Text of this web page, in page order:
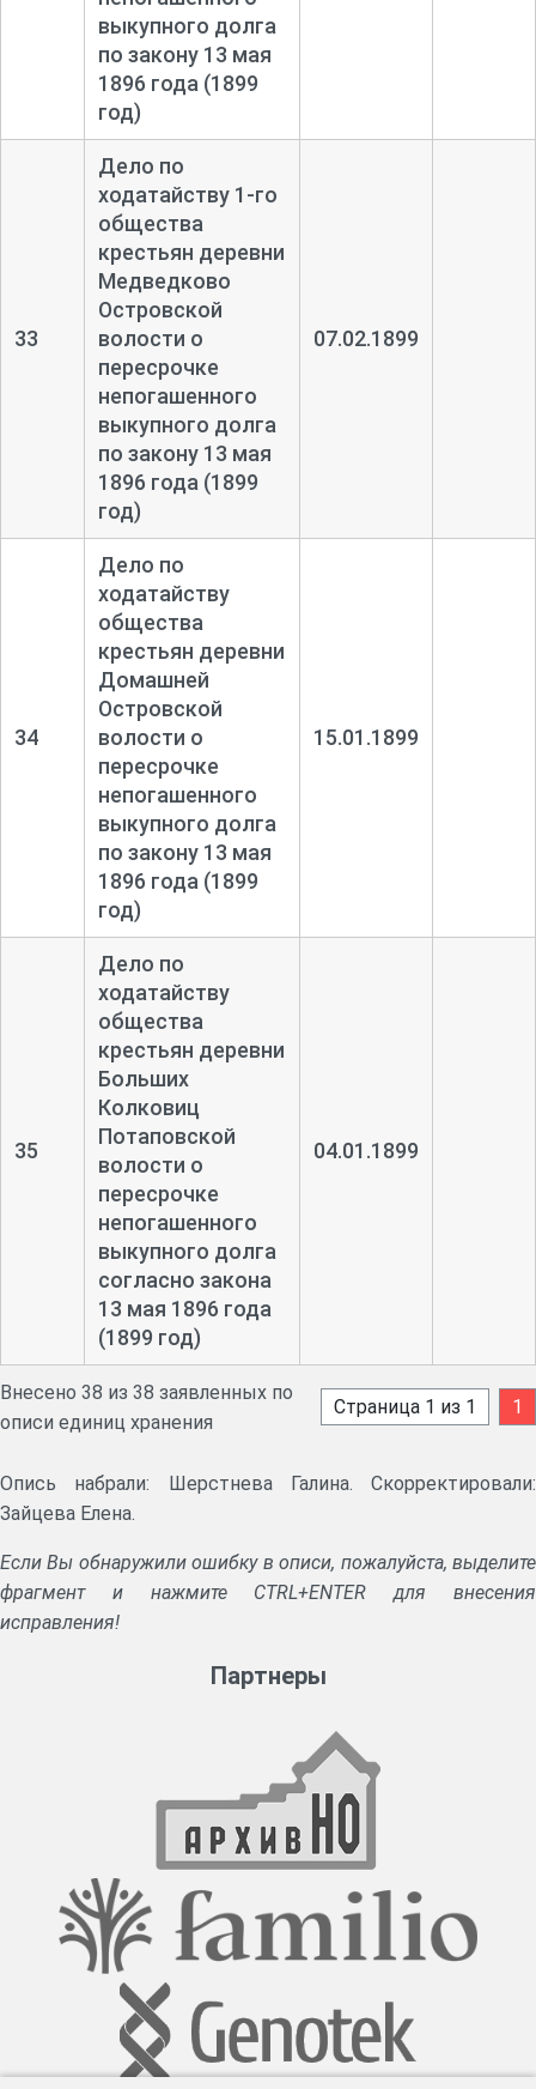
выкупного долга
по закону 13 мая
1896 года (1899
год)
33
Дело по
ходатайству 1-го
общества
крестьян деревни
Медведково
Островской
волости о
пересрочке
непогашенного
выкупного долга
по закону 13 мая
1896 года (1899
год)
07.02.1899
34
Дело по
ходатайству
общества
крестьян деревни
Домашней
Островской
волости о
пересрочке
непогашенного
выкупного долга
по закону 13 мая
1896 года (1899
год)
15.01.1899
35
Дело по
ходатайству
общества
крестьян деревни
Больших
Колковиц
Потаповской
волости о
пересрочке
непогашенного
выкупного долга
согласно закона
13 мая 1896 года
(1899 год)
04.01.1899
Внесено 38 из 38 заявленных по
описи единиц хранения
Страница 1 из 1 1
Опись набрали: Шерстнева Галина. Скорректировали:
Зайцева Елена.
Если Вы обнаружили ошибку в описи, пожалуйста, выделите
фрагмент и нажмите CTRL+ENTER для внесения
исправления!
Партнеры